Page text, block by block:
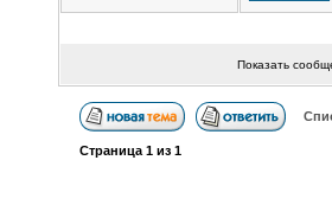
Показать
Страница 1из 1